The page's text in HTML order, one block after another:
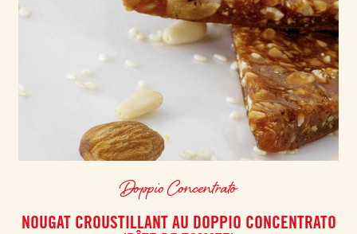
Doppio Concentrato
NOUGAT CROUSTILLANT AU DOPPIO CONCENTRATO